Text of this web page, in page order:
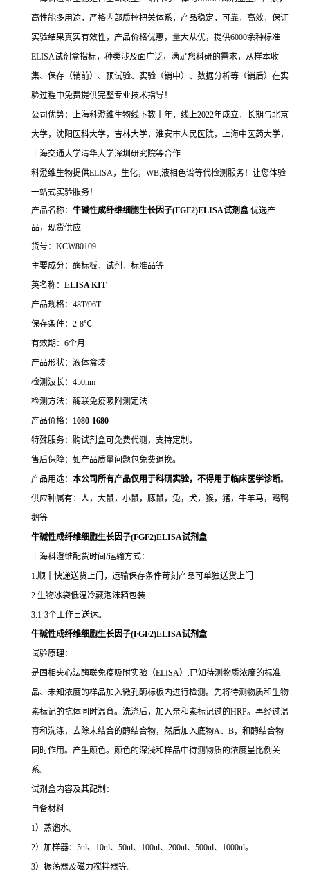
高性能多用途，严格内部质控把关体系，产品稳定，可靠，高效，保证
实验结果真实有效性，产品价格优惠，量大从优，提供6000余种标准
ELISA试剂盒指标，种类涉及面广泛，满足您科研的需求，从样本收
集、保存（销前）、预试验、实验（销中）、数据分析等（销后）在实
验过程中免费提供完整专业技术指导！
公司优势：上海科澄维生物线下数十年，线上2022年成立，长期与北京
大学，沈阳医科大学，吉林大学，淮安市人民医院，上海中医药大学，
上海交通大学清华大学深圳研究院等合作
科澄维生物提供ELISA，生化，WB,液相色谱等代检测服务！让您体验
一站式实验服务！
产品名称： 牛碱性成纤维细胞生长因子(FGF2)ELISA试剂盒 优选产
品，现货供应
货号：KCW80109
主要成分：酶标板，试剂，标准品等
英名称： ELISA KIT
产品规格：48T/96T
保存条件：2-8℃
有效期：6个月
产品形状：液体盒装
检测波长：450nm
检测方法：酶联免疫吸附测定法
产品价格： 1080-1680
特殊服务：购试剂盒可免费代测，支持定制。
售后保障：如产品质量问题包免费退换。
产品用途： 本公司所有产品仅用于科研实验，不得用于临床医学诊断。
供应种属有：人，大鼠，小鼠，豚鼠，兔，犬，猴，猪，牛羊马，鸡鸭
鹅等
牛碱性成纤维细胞生长因子(FGF2)ELISA试剂盒
上海科澄维配货时间/运输方式：
1.顺丰快递送货上门，运输保存条件苛刻产品可单独送货上门
2.生物冰袋低温冷藏泡沫箱包装
3.1-3个工作日送达。
牛碱性成纤维细胞生长因子(FGF2)ELISA试剂盒
试验原理：
是固相夹心法酶联免疫吸附实验（ELISA）.已知待测物质浓度的标准
品、未知浓度的样品加入微孔酶标板内进行检测。先将待测物质和生物
素标记的抗体同时温育。洗涤后，加入亲和素标记过的HRP。再经过温
育和洗涤，去除未结合的酶结合物，然后加入底物A、B，和酶结合物
同时作用。产生颜色。颜色的深浅和样品中待测物质的浓度呈比例关
系。
试剂盒内容及其配制：
自备材料
1）蒸馏水。
2）加样器：5ul、10ul、50ul、100ul、200ul、500ul、1000ul。
3）振荡器及磁力搅拌器等。